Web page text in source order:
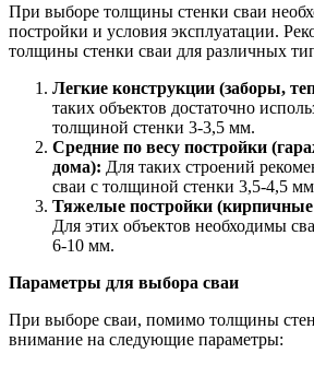
При выборе толщины стенки сваи
постройки и условия эксплуатации.
толщины стенки сваи для различных
Легкие конструкции (заборы,
таких объектов достаточно
толщиной стенки 3-3,5 мм.
Средние по весу постройки
дома): Для таких строений
сваи с толщиной стенки 3,5-4,5
Тяжелые постройки (кирпичные
Для этих объектов необходимы
6-10 мм.
Параметры для выбора сваи
При выборе сваи, помимо толщины
внимание на следующие параметры: